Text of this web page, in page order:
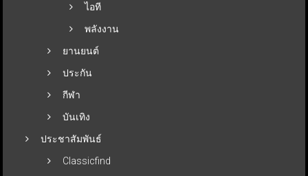
ไอที
พลังงาน
ยานยนต์
ประกัน
กีฬา
บันเทิง
ประชาสัมพันธ์
Classicfind